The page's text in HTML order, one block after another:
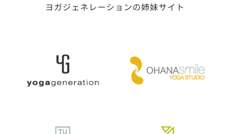
ヨガジェネレーションの姉妹サイト